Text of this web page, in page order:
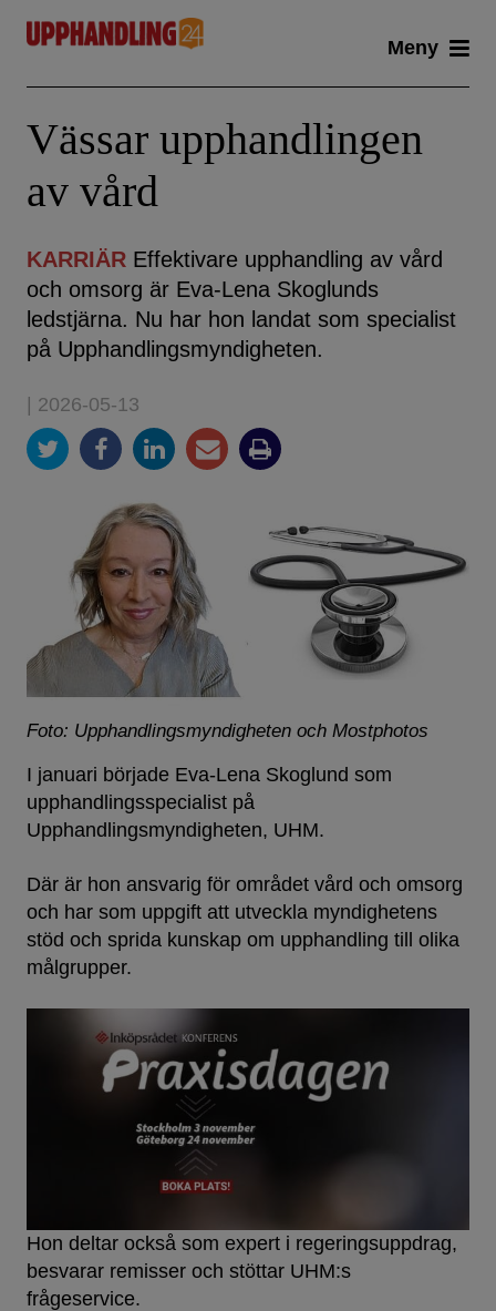
content
Meny
Vässar upphandlingen
av vård
KARRIÄR Effektivare upphandling av vård
och omsorg är Eva-Lena Skoglunds
ledstjärna. Nu har hon landat som specialist
på Upphandlingsmyndigheten.
| 2026-05-13
Foto: Upphandlingsmyndigheten och Mostphotos
I januari började Eva-Lena Skoglund som
upphandlingsspecialist på
Upphandlingsmyndigheten, UHM.
Där är hon ansvarig för området vård och omsorg
och har som uppgift att utveckla myndighetens
stöd och sprida kunskap om upphandling till olika
målgrupper.
Hon deltar också som expert i regeringsuppdrag,
besvarar remisser och stöttar UHM:s
frågeservice.